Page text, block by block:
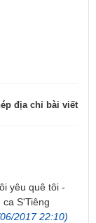
địa chỉ bài viết
yêu quê tôi -
ca S'Tiêng
2017 22:10)